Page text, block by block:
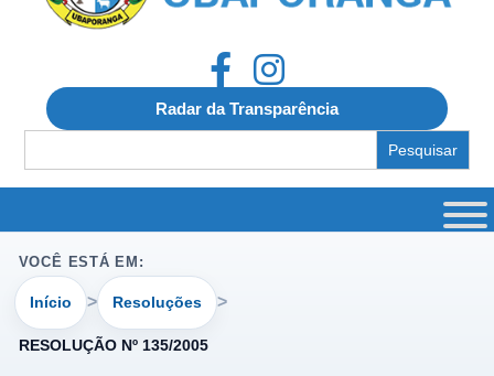
Radar da Transparência
for:
VOCÊ ESTÁ EM:
Início Resoluções
RESOLUÇÃO Nº 135/2005